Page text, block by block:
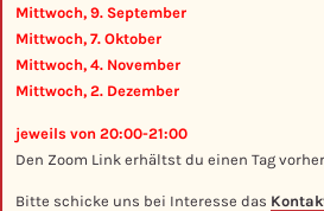
Mittwoch, 9. September
Mittwoch, 7. Oktober
Mittwoch, 4. November
Mittwoch, 2. Dezember
jeweils von 20:00-21:00
Den Zoom Link erhältst du einen Tag
Bitte schicke uns bei Interesse das